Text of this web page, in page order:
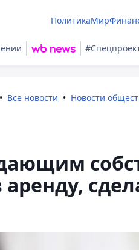
ПолитикаМир
Все новости Новости